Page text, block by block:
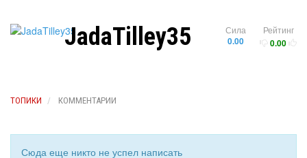
Рейтинг
0.00
Сила
0.00
JadaTilley35
ТОПИКИ КОММЕНТАРИИ
Сюда еще никто не успел написать